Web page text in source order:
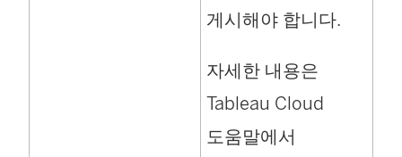
게시해야 합니다.
자세한 내용은
Tableau Cloud
도움말에서